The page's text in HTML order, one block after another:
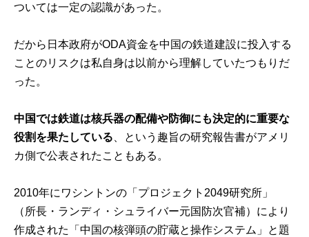
ついては一定の認識があった。
だから日本政府がODA資金を中国の鉄道建設に投入する
ことのリスクは私自身は以前から理解していたつもりだ
った。
中国では鉄道は核兵器の配備や防御にも決定的に重要な
役割を果たしている 、という趣旨の研究報告書がアメリ
カ側で公表されたこともある。
2010年にワシントンの「プロジェクト2049研究所」
（所長・ランディ・シュライバー元国防次官補）により
作成された「中国の核弾頭の貯蔵と操作システム」と題